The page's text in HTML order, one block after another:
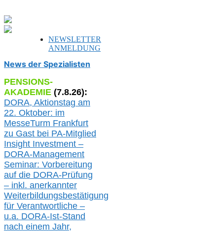
NEWSLETTER
ANMELDUNG
News der Spezialisten
PENSIONS-
AKADEMIE (7.8.26):
DORA, Aktionstag am
22. Oktober: im
MesseTurm Frankfurt
zu Gast bei PA-Mitglied
Insight Investment –
DORA-Management
Seminar: Vorbereitung
auf die DORA-Prüfung
– inkl. anerkannter
Weiterbildungsbestätigung
für Verantwortliche –
u.a. DORA-Ist-Stand
nach einem Jahr,